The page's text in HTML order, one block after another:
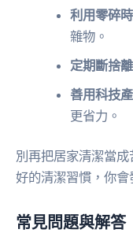
利用零碎
雜物。
定期斷捨離
善用科技
更省力。
別再把居家清潔當
好的清潔習慣，你會
常見問題與解答